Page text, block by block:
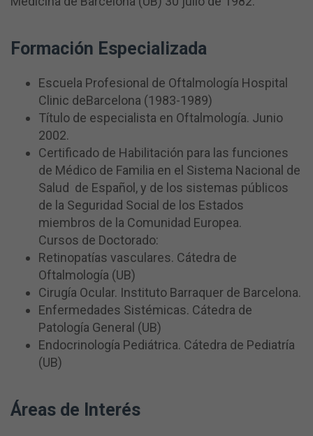
Formación Especializada
Escuela Profesional de Oftalmología Hospital
Clinic deBarcelona (1983-1989)
Título de especialista en Oftalmología. Junio
2002.
Certificado de Habilitación para las funciones
de Médico de Familia en el Sistema Nacional de
Salud de Español, y de los sistemas públicos
de la Seguridad Social de los Estados
miembros de la Comunidad Europea.
Cursos de Doctorado:
Retinopatías vasculares. Cátedra de
Oftalmología (UB)
Cirugía Ocular. Instituto Barraquer de Barcelona.
Enfermedades Sistémicas. Cátedra de
Patología General (UB)
Endocrinología Pediátrica. Cátedra de Pediatría
(UB)
Áreas de Interés